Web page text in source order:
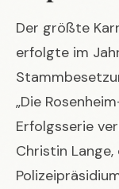
Der größte
erfolgte im
„Die
Erfolgsserie
Christin